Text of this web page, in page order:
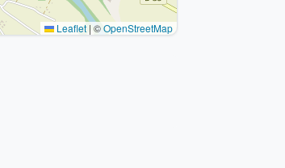
Leaflet | ©OpenStreetMap